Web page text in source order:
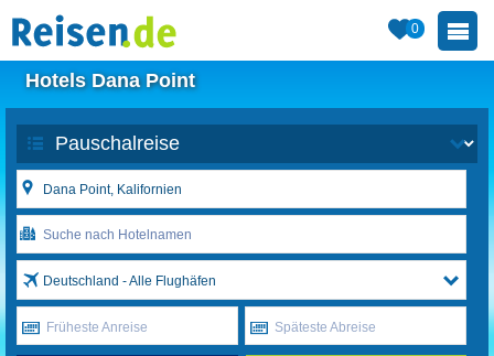
0
Hotels Dana Point
Deutschland - Alle Flughäfen
Früheste Anreise Späteste Abreise